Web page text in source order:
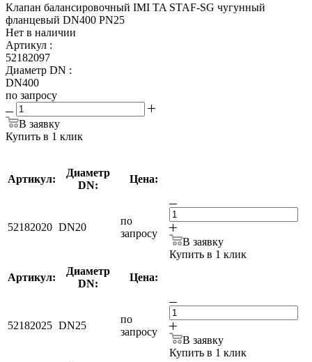
Клапан балансировочный IMI TA STAF-SG чугунный
фланцевый DN400 PN25
Нет в наличии
Артикул :
52182097
Диаметр DN :
DN400
по запросу
В заявку
Купить в 1 клик
Артикул:
Диаметр
DN:
Цена:
52182020 DN20
по
запросу
В заявку
Купить в 1 клик
Артикул:
Диаметр
DN:
Цена:
52182025 DN25
по
запросу
В заявку
Купить в 1 клик